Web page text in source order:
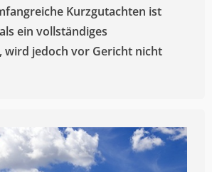
Kurzgutachten ist
ein vollständiges
wird jedoch vor Gericht nicht